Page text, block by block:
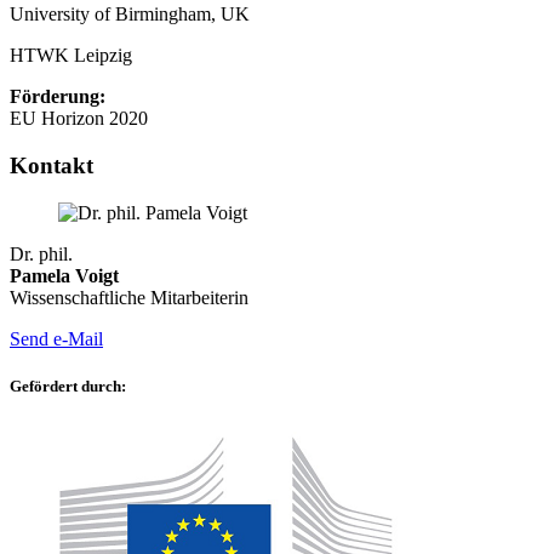
University of Birmingham, UK
HTWK Leipzig
Förderung:
EU Horizon 2020
Kontakt
Dr. phil.
Pamela Voigt
Wissenschaftliche Mitarbeiterin
Send e-Mail
Gefördert durch: